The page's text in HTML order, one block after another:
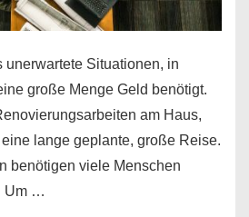
unerwartete Situationen, in
große Menge Geld benötigt.
am Haus,
lange geplante, große Reise.
benötigen viele Menschen
Um …